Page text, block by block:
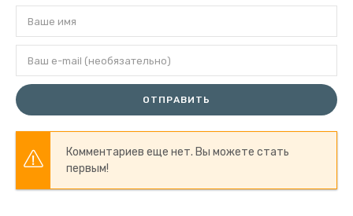
ОТПРАВИТЬ
Комментариев еще нет. Вы можете стать
первым!